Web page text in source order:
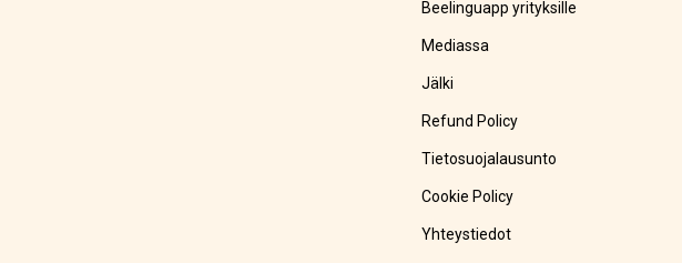
Beelinguapp yrityksille
Mediassa
Jälki
Refund Policy
Tietosuojalausunto
Cookie Policy
Yhteystiedot